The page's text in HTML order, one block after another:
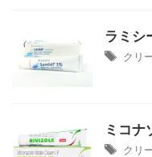
ラミシ
クリ
ミコ
クリ